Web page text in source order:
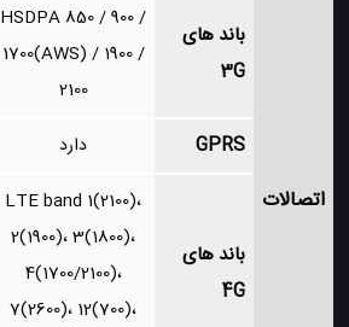
اتصالات
باند های
3G
HSDPA 850 / 900 /
1700(AWS) / 1900 /
2100
GPRS دارد
باند های
4G
LTE band 1(2100)،
2(1900)، 3(1800)،
4(1700/2100)،
7(2600)، 12(700)،